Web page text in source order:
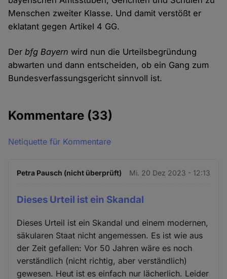
Menschen zweiter Klasse. Und damit verstößt er
eklatant gegen Artikel 4 GG.
Der bfg Bayern wird nun die Urteilsbegründung
abwarten und dann entscheiden, ob ein Gang zum
Bundesverfassungsgericht sinnvoll ist.
Kommentare (33)
Netiquette für Kommentare
Petra Pausch (nicht überprüft) Mi. 20 Dez 2023 - 12:13
Dieses Urteil ist ein Skandal
Dieses Urteil ist ein Skandal und einem modernen,
säkularen Staat nicht angemessen. Es ist wie aus
der Zeit gefallen: Vor 50 Jahren wäre es noch
verständlich (nicht richtig, aber verständlich)
gewesen. Heut ist es einfach nur lächerlich. Leider